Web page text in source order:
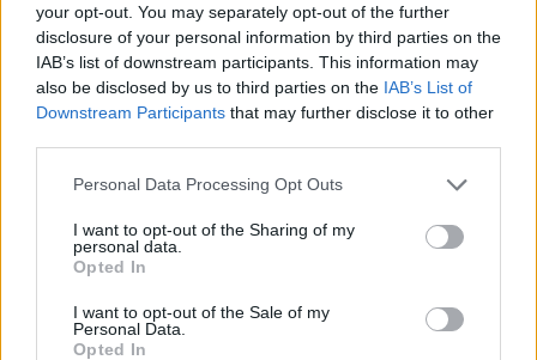
your opt-out. You may separately opt-out of the further
disclosure of your personal information by third parties on the
IAB’s list of downstream participants. This information may
also be disclosed by us to third parties on the IAB’s List of
Downstream Participants that may further disclose it to other
Please note that this website/app uses one or more Google
not limited to your visit or usage behaviour. You may click to
grant or deny consent to Google and its third-party tags to
use your data for below specified purposes in below Google
consent section.
Personal Data Processing Opt Outs
I want to opt-out of the Sharing of my
personal data.
Opted In
I want to opt-out of the Sale of my
Personal Data.
Opted In
Australian Open: Με την 300η νίκη στον 12ο
Ο τραυματίας Νόβακ Τζόκοβιτς επικράτησε με 7-6 (4),
4-6, 6-1, 6-4 του Μίλος Ράονιτς και θα παίξει την
Τρίτη στον 12ο προημιτελικό του στο Australian Open
με αντίπαλο τον Αλεξάντερ Ζβέρεφ